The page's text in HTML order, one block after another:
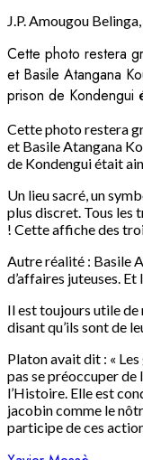
J.P. Amougou
Cette photo restera
et Basile Atangana
prison de Kondengui
Cette photo restera
et Basile Atangana
de Kondengui était
Un lieu sacré, un
plus discret. Tous les
! Cette affiche des
Autre réalité : Basile
d’affaires juteuses.
Il est toujours utile de
disant qu’ils sont de
Platon avait dit : «
pas se préoccuper de
l’Histoire. Elle est
jacobin comme le
participe de ces